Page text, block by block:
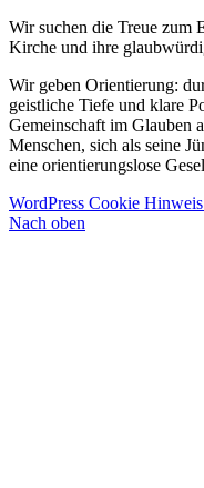
Wir suchen die Treue zum
Kirche und ihre
Wir geben Orientierung:
geistliche Tiefe und klare
Gemeinschaft im Glauben
Menschen, sich als seine
eine orientierungslose
WordPress Cookie
Nach oben